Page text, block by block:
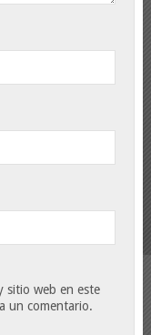
sitio web en este
un comentario.